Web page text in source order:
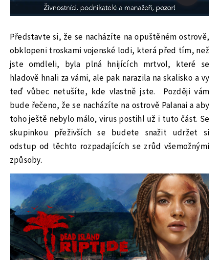
Představte si, že se nacházíte na opuštěném ostrově,
obklopeni troskami vojenské lodi, která před tím, než
jste omdleli, byla plná hnijících mrtvol, které se
hladově hnali za vámi, ale pak narazila na skalisko a vy
teď vůbec netušíte, kde vlastně jste. Později vám
bude řečeno, že se nacházíte na ostrově Palanai a aby
toho ještě nebylo málo, virus postihl už i tuto část. Se
skupinkou přeživších se budete snažit udržet si
odstup od těchto rozpadajících se zrůd všemožnými
způsoby.